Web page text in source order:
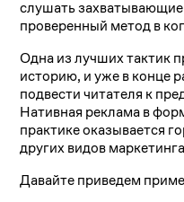
слушать
проверенный метод в
Одна из лучших тактик
историю, и уже в конце
подвести читателя к
Нативная реклама в
практике оказывается
других видов
Давайте приведем